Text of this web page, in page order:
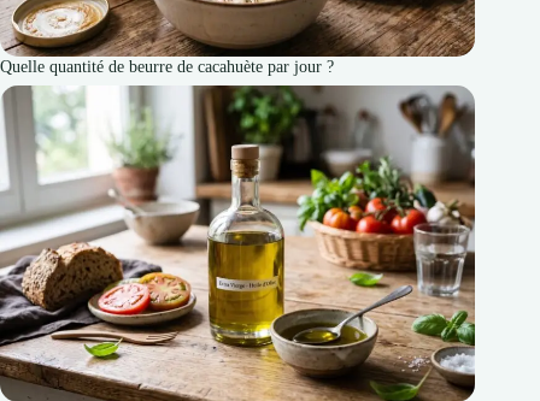
Quelle quantité de beurre de cacahuète par jour ?